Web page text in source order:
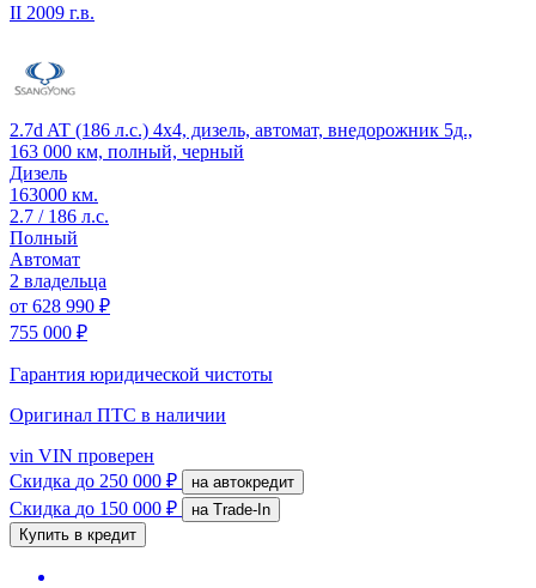
II 2009 г.в.
2.7d AT (186 л.с.) 4x4, дизель, автомат, внедорожник 5д.,
163 000 км, полный, черный
Дизель
163000 км.
2.7 / 186 л.с.
Полный
Автомат
2 владельца
от 628 990 ₽
755 000 ₽
Гарантия юридической чистоты
Оригинал ПТС в наличии
vin VIN проверен
Скидка до 250 000 ₽ на автокредит
Скидка до 150 000 ₽
на Trade-In
Купить в кредит